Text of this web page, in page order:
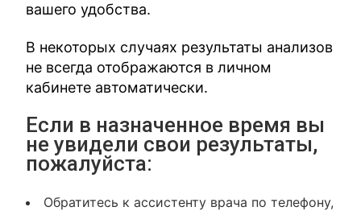
вашего удобства.
В некоторых случаях результаты анализов
не всегда отображаются в личном
кабинете автоматически.
Если в назначенное время вы
не увидели свои результаты,
пожалуйста:
Обратитесь к ассистенту врача по телефону,